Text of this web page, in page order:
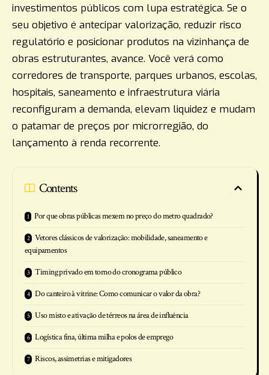
investimentos públicos com lupa estratégica. Se o
seu objetivo é antecipar valorização, reduzir risco
regulatório e posicionar produtos na vizinhança de
obras estruturantes, avance. Você verá como
corredores de transporte, parques urbanos, escolas,
hospitais, saneamento e infraestrutura viária
reconfiguram a demanda, elevam liquidez e mudam
o patamar de preços por microrregião, do
lançamento à renda recorrente.
Contents
Por que obras públicas mexem no preço do metro quadrado?
Vetores clássicos de valorização: mobilidade, saneamento e
equipamentos
Timing privado em torno do cronograma público
Do canteiro à vitrine: Como comunicar o valor da obra?
Uso misto e ativação de térreos na área de influência
Logística fina, última milha e polos de emprego
Riscos, assimetrias e mitigadores